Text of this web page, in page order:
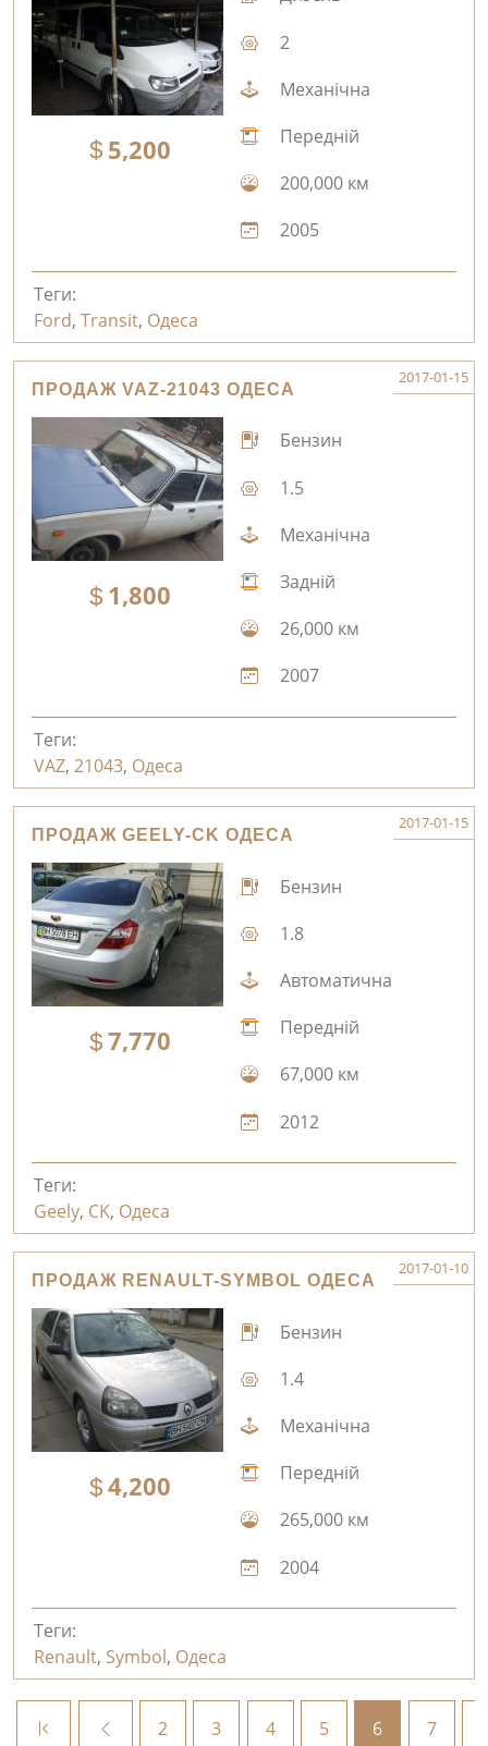
5,200
2
Механічна
Передній
200,000 км
2005
Теги:
Ford, Transit, Одеса
ПРОДАЖ VAZ-21043 ОДЕСА
2017-01-15
1,800
Бензин
1.5
Механічна
Задній
26,000 км
2007
Теги:
VAZ, 21043, Одеса
ПРОДАЖ GEELY-CK ОДЕСА
2017-01-15
7,770
Бензин
1.8
Автоматична
Передній
67,000 км
2012
Теги:
Geely, CK, Одеса
ПРОДАЖ RENAULT-SYMBOL ОДЕСА
2017-01-10
4,200
Бензин
1.4
Механічна
Передній
265,000 км
2004
Теги:
Renault, Symbol, Одеса
2 3 4 5 6 7